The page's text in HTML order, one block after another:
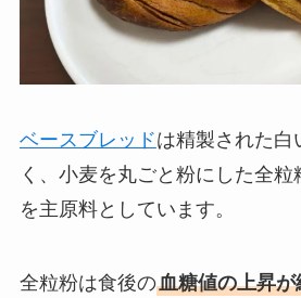
ベースブレッドは精製された白
く、小麦を丸ごと粉にした全
を主原料としています。
全粒粉は食後の血糖値の上昇